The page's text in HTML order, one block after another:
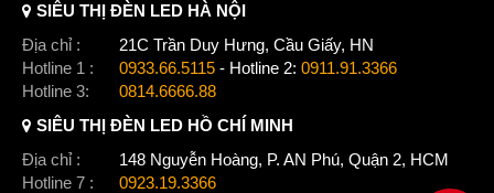
SIÊU THỊ ĐÈN LED HÀ NỘI
Địa chỉ :
21C Trần Duy Hưng, Cầu Giấy, HN
Hotline 1 :
0933.66.5115 - Hotline 2: 0911.91.3366
Hotline 3:
0814.6666.88
SIÊU THỊ ĐÈN LED HỒ CHÍ MINH
Địa chỉ :
148 Nguyễn Hoàng, P. AN Phú, Quận 2, HCM
Hotline 7 :
0923.19.3366